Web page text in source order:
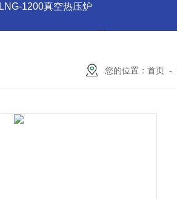
LNG-1200真空热压炉
您的位置：首页 -